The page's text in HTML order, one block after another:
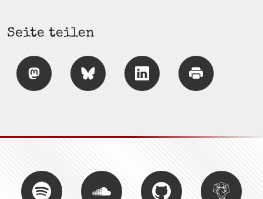
Seite teilen